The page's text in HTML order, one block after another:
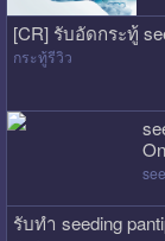
[CR] รับอัดกระทู้
กระทู้รีวิว
รับทำ seeding